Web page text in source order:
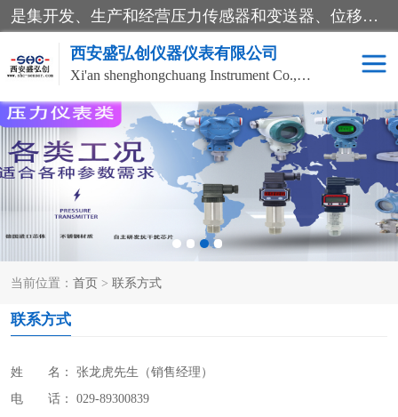
是集开发、生产和经营压力传感器和变送器、位移传感器和变送器、流量传感器和变送器、称重传感器和变送器、测力传感器和变送器、温湿度传感器和变送器、扭矩传感器、智能数显控制仪表等产品的化高新技术企业。
西安盛弘创仪器仪表有限公司
Xi'an shenghongchuang Instrument Co., Ltd
当前位置： 首页 > 联系方式
联系方式
姓 名： 张龙虎先生 （销售经理）
电 话： 029-89300839
称重传感器 超声波流量计
压力变送器 通用型压力变送器
液位变送器 流量计
位移传感器